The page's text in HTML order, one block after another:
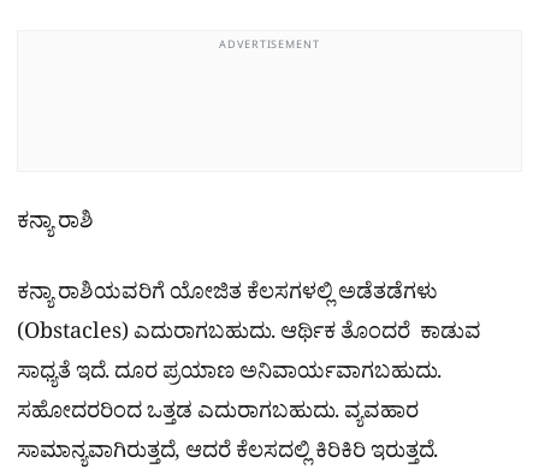
ADVERTISEMENT
ಕನ್ಯಾ ರಾಶಿ
ಕನ್ಯಾ ರಾಶಿಯವರಿಗೆ ಯೋಜಿತ ಕೆಲಸಗಳಲ್ಲಿ ಅಡೆತಡೆಗಳು
(Obstacles) ಎದುರಾಗಬಹುದು. ಆರ್ಥಿಕ ತೊಂದರೆ ಕಾಡುವ
ಸಾಧ್ಯತೆ ಇದೆ. ದೂರ ಪ್ರಯಾಣ ಅನಿವಾರ್ಯವಾಗಬಹುದು.
ಸಹೋದರರಿಂದ ಒತ್ತಡ ಎದುರಾಗಬಹುದು. ವ್ಯವಹಾರ
ಸಾಮಾನ್ಯವಾಗಿರುತ್ತದೆ, ಆದರೆ ಕೆಲಸದಲ್ಲಿ ಕಿರಿಕಿರಿ ಇರುತ್ತದೆ.